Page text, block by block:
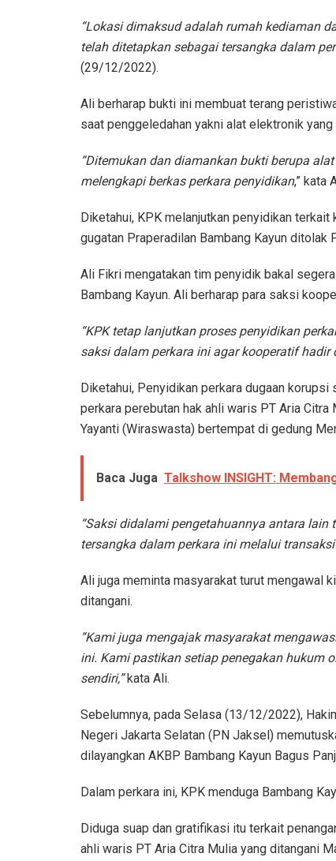
“Lokasi dimaksud adalah rumah kediaman
telah ditetapkan sebagai tersangka dalam
(29/12/2022).
Ali berharap bukti ini membuat terang
saat penggeledahan yakni alat elektronik
“Ditemukan dan diamankan bukti berupa
melengkapi berkas perkara penyidikan,” kata
Diketahui, KPK melanjutkan penyidikan
gugatan Praperadilan Bambang Kayun
Ali Fikri mengatakan tim penyidik bakal
Bambang Kayun. Ali berharap para saksi
“KPK tetap lanjutkan proses penyidikan
saksi dalam perkara ini agar kooperatif hadir
Diketahui, Penyidikan perkara dugaan
perkara perebutan hak ahli waris PT Aria
Yayanti (Wiraswasta) bertempat di gedung
Baca Juga Talkshow INSIGHT:
“Saksi didalami pengetahuannya antara
tersangka dalam perkara ini melalui transaksi
Ali juga meminta masyarakat turut mengawal
ditangani.
“Kami juga mengajak masyarakat
ini. Kami pastikan setiap penegakan hukum
sendiri,”kata Ali.
Sebelumnya, pada Selasa (13/12/2022),
Negeri Jakarta Selatan (PN Jaksel)
dilayangkan AKBP Bambang Kayun Bagus
Dalam perkara ini, KPK menduga Bambang
Diduga suap dan gratifikasi itu terkait
ahli waris PT Aria Citra Mulia yang ditangani